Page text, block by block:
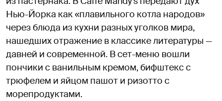
Нью-Йорка как «плавильного котла народов»
через блюда из кухни разных уголков мира,
нашедших отражение в классике литературы —
давней и современной. В сет-меню вошли
пончики с ванильным кремом, бифштекс с
трюфелем и яйцом пашот и ризотто с
морепродуктами.